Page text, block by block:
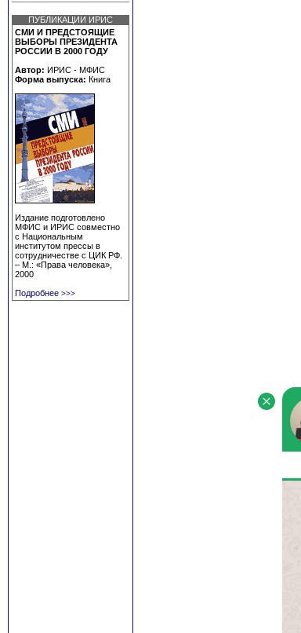
ПУБЛИКАЦИИ ИРИС
СМИ И ПРЕДСТОЯЩИЕ
ВЫБОРЫ ПРЕЗИДЕНТА
РОССИИ В 2000 ГОДУ
Автор: ИРИС - МФИС
Форма выпуска: Книга
Издание подготовлено
МФИС и ИРИС совместно
с Национальным
институтом прессы в
сотрудничестве с ЦИК РФ.
– М.: «Права человека»,
2000
Подробнее >>>